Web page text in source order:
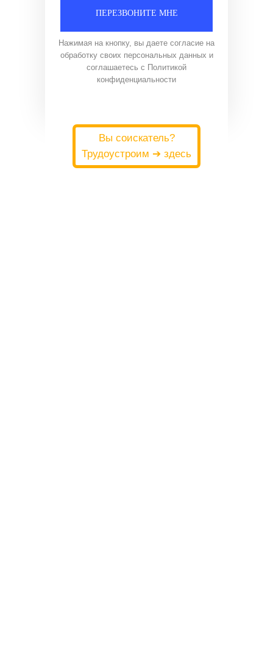
ПЕРЕЗВОНИТЕ МНЕ
Нажимая на кнопку, вы даете согласие на
обработку своих персональных данных и
соглашаетесь с Политикой
конфиденциальности
Вы соискатель?
Трудоустроим ➔ здесь